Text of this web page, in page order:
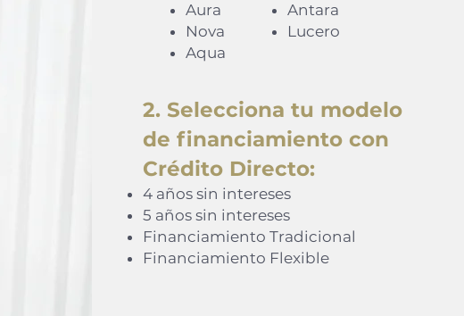
Aura
Nova
Aqua
Antara
Lucero
2. Selecciona tu modelo
de financiamiento con
Crédito Directo:
4 años sin intereses
5 años sin intereses
Financiamiento Tradicional
Financiamiento Flexible